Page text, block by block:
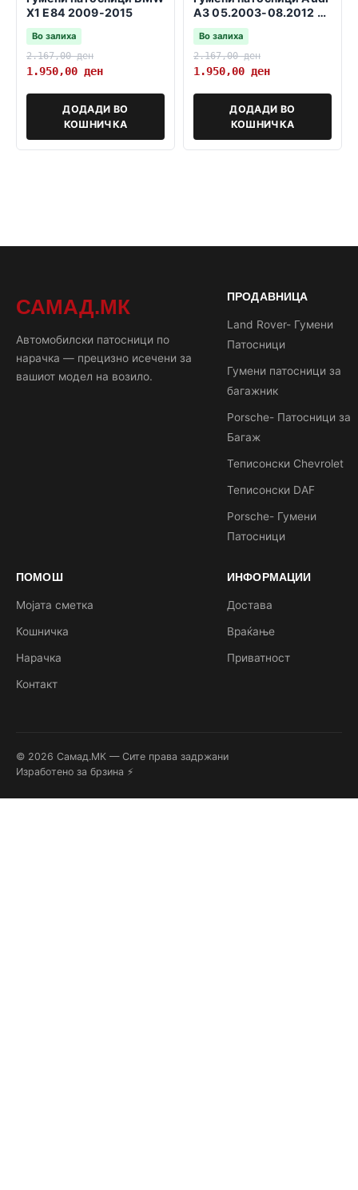
X1 E84 2009-2015
Во залиха
2.167,00ден
1.950,00 ден
ДОДАДИ ВО
КОШНИЧКА
A3 05.2003-08.2012 3
и 5 врати SB
Во залиха
2.167,00ден
1.950,00 ден
ДОДАДИ ВО
КОШНИЧКА
САМАД.МК
Автомобилски патосници по
нарачка — прецизно исечени за
вашиот модел на возило.
ПРОДАВНИЦА
Land Rover- Гумени
Патосници
Гумени патосници за
багажник
Porsche- Патосници за
Багаж
Теписонски Chevrolet
Теписонски DAF
Porsche- Гумени
Патосници
ПОМОШ
Мојата сметка
Кошничка
Нарачка
Контакт
ИНФОРМАЦИИ
Достава
Враќање
Приватност
© 2026 Самад.МК — Сите права задржани
Изработено за брзина ⚡